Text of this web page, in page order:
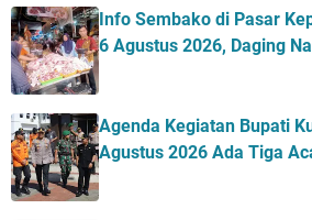
Info Sembako di Pasar
6 Agustus 2026, Daging
Agenda Kegiatan Bupati
Agustus 2026 Ada Tiga